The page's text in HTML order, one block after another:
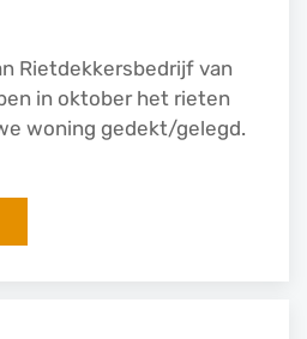
Rietdekkersbedrijf van
in oktober het rieten
woning gedekt/gelegd.